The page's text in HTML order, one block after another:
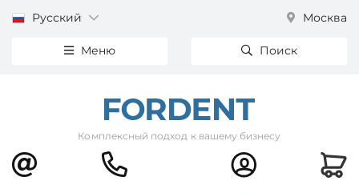
Русский Москва
Меню Поиск
Комплексный подход к вашему бизнесу